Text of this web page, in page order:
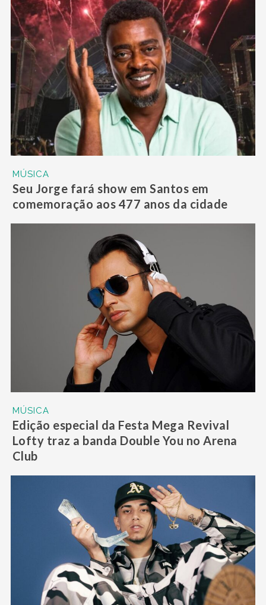
MÚSICA
Seu Jorge fará show em Santos em
comemoração aos 477 anos da cidade
MÚSICA
Edição especial da Festa Mega Revival
Lofty traz a banda Double You no Arena
Club